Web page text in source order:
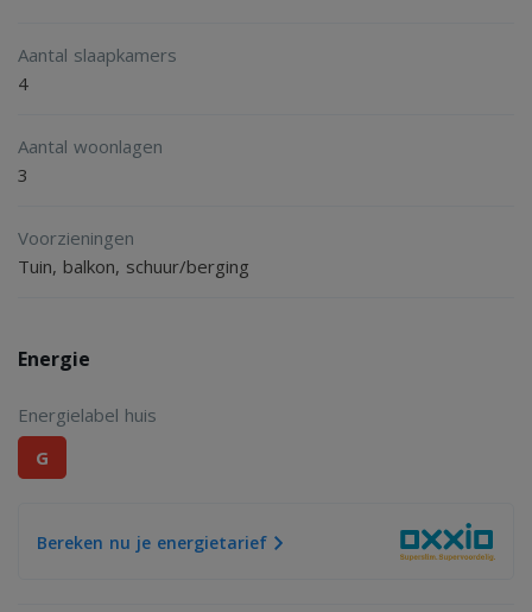
van toepassing
Aantal slaapkamers
4
Aantal woonlagen
3
Voorzieningen
Tuin, balkon, schuur/berging
Energie
Energielabel huis
G
Bereken nu je energietarief